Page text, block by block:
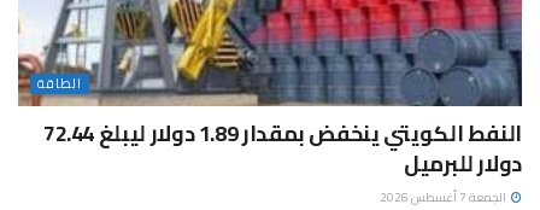
الطاقة
النفط الكويتي ينخفض بمقدار 1.89 دولار ليبلغ 72.44
دولار للبرميل
الجمعة 7 أغسطس 2026